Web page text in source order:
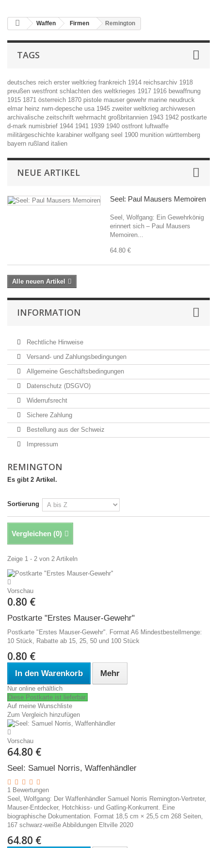
Waffen Firmen Remington
TAGS
deutsches reich erster weltkrieg frankreich 1914 reichsarchiv 1918
preußen westfront schlachten des weltkrieges 1917 1916 bewaffnung
1915 1871 österreich 1870 pistole mauser gewehr marine neudruck
elmar heinz rwm-depesche usa 1945 zweiter weltkrieg archivwesen
archivalische zeitschrift wehrmacht großbritannien 1943 1942 postkarte
d-mark numisbrief 1944 1941 1939 1940 ostfront luftwaffe
militärgeschichte karabiner wolfgang seel 1900 munition württemberg
bayern rußland italien
NEUE ARTIKEL
Seel: Paul Mausers Memoiren
Seel, Wolfgang: Ein Gewehrkönig
erinnert sich – Paul Mausers
Memoiren...
64.80 €
Alle neuen Artikel
INFORMATION
Rechtliche Hinweise
Versand- und Zahlungsbedingungen
Allgemeine Geschäftsbedingungen
Datenschutz (DSGVO)
Widerrufsrecht
Sichere Zahlung
Bestellung aus der Schweiz
Impressum
REMINGTON
Es gibt 2 Artikel.
Sortierung
Vergleichen (0)
Zeige 1 - 2 von 2 Artikeln
Vorschau
0.80 €
Postkarte "Erstes Mauser-Gewehr"
Postkarte "Erstes Mauser-Gewehr". Format A6 Mindestbestellmenge:
10 Stück, Rabatte ab 15, 25, 50 und 100 Stück
0.80 €
In den Warenkorb Mehr
Nur online erhältlich
Diese Postkarte ist lieferbar.
Auf meine Wunschliste
Zum Vergleich hinzufügen
Vorschau
64.80 €
Seel: Samuel Norris, Waffenhändler
1 Bewertungen
Seel, Wolfgang: Der Waffenhändler Samuel Norris Remington-Vertreter,
Mauser-Entdecker, Hotchkiss- und Gatling-Konkurrent. Eine
biographische Dokumentation. Format 18,5 cm × 25,5 cm 268 Seiten,
167 schwarz-weiße Abbildungen Eltville 2020
64.80 €